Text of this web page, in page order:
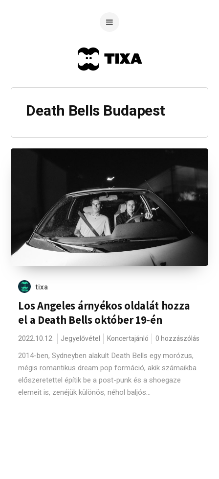
Death Bells Budapest
tixa
Los Angeles árnyékos oldalát hozza
el a Death Bells október 19-én
2022.10.12. Jegyelővétel Koncertajánló 0 hozzászólás
2014-ben, Sydneyben alakult Death Bells egy morózus,
mégis romantikus dream pop formáció, akik számaikba
előszeretettel építik be a post-punk és a shoegaze
elemeit is, zenéjük különös, néhol baljós...